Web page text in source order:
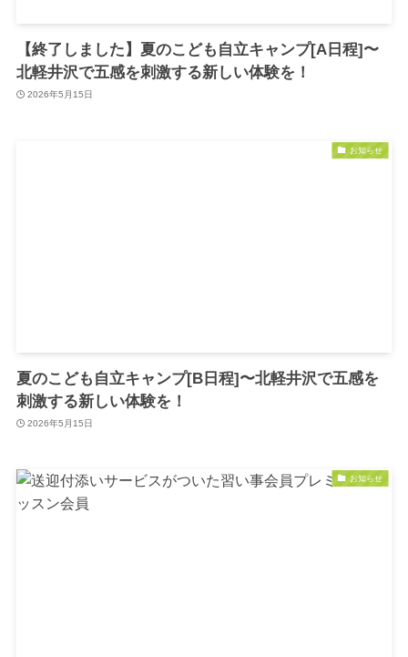
【終了しました】夏のこども自立キャンプ[A日程]〜
北軽井沢で五感を刺激する新しい体験を！
2026年5月15日
お知らせ
夏のこども自立キャンプ[B日程]〜北軽井沢で五感を
刺激する新しい体験を！
2026年5月15日
お知らせ